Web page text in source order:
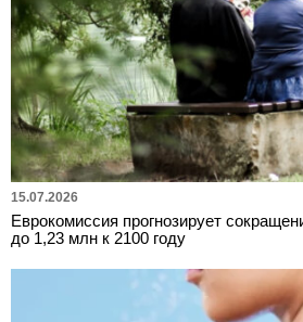
15.07.2026
Еврокомиссия прогнозирует
до 1,23 млн к 2100 году